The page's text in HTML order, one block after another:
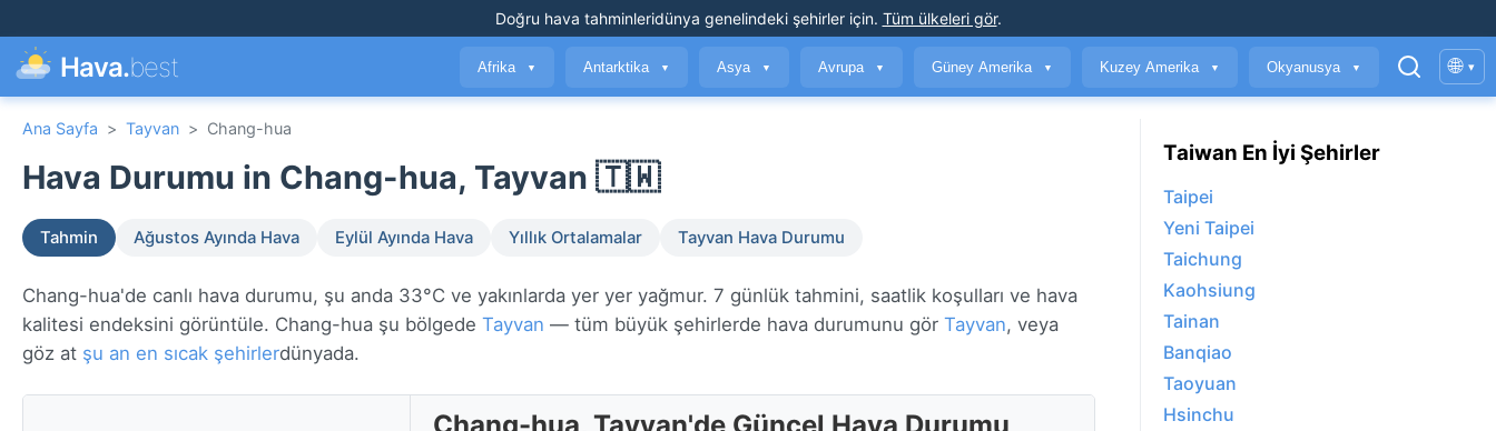
Doğru hava tahminleridünya genelindeki şehirler için. Tüm ülkeleri gör.
Hava.best Afrika ▼ Antarktika ▼ Asya ▼ Avrupa ▼ Güney Amerika ▼ Kuzey Amerika ▼ Okyanusya ▼ 🌐 ▾
Ana Sayfa > Tayvan > Chang-hua
Hava Durumu in Chang-hua, Tayvan 🇹🇼
Tahmin Ağustos Ayında Hava Eylül Ayında Hava Yıllık Ortalamalar Tayvan Hava Durumu
Chang-hua'de canlı hava durumu, şu anda 33°C ve yakınlarda yer yer yağmur. 7 günlük tahmini, saatlik koşulları ve hava
kalitesi endeksini görüntüle. Chang-hua şu bölgede Tayvan — tüm büyük şehirlerde hava durumunu gör Tayvan, veya
göz at şu an en sıcak şehirlerdünyada.
Taiwan En İyi Şehirler
Taipei
Yeni Taipei
Taichung
Kaohsiung
Tainan
Banqiao
Taoyuan
Hsinchu